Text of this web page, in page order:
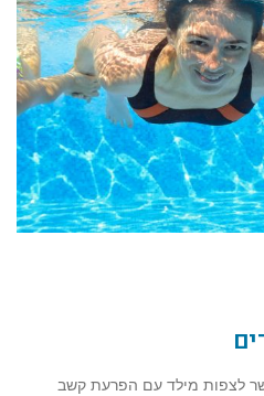
לצפות מילד עם הפרעת קשב